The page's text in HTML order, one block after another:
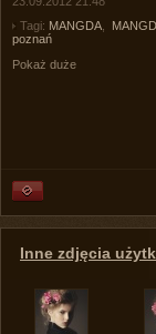
Tagi: MANGDA
poznań
Pokaż duże
Inne zdjęcia